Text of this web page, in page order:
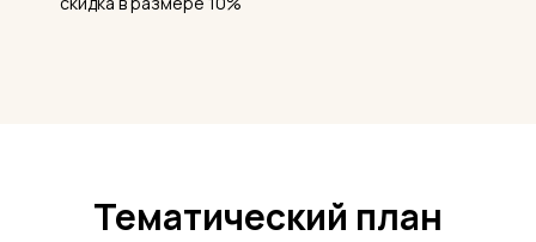
Тематический план